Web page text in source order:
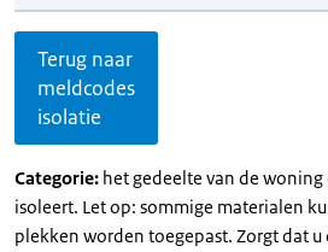
Terug naar
meldcodes
isolatie
Categorie: het gedeelte van de
isoleert. Let op: sommige materialen
plekken worden toegepast. Zorgt dat